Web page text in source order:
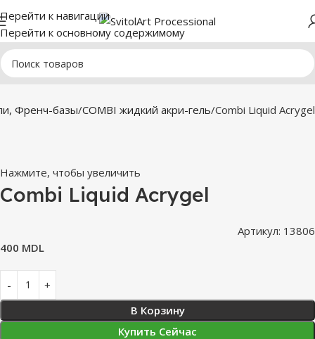
Перейти к навигации
Перейти к основному содержимому
Френч-базы COMBI жидкий акри-гель Combi Liquid Acrygel
Нажмите, чтобы увеличить
Combi Liquid Acrygel
Артикул: 13806
400 MDL
В Корзину
Купить Сейчас